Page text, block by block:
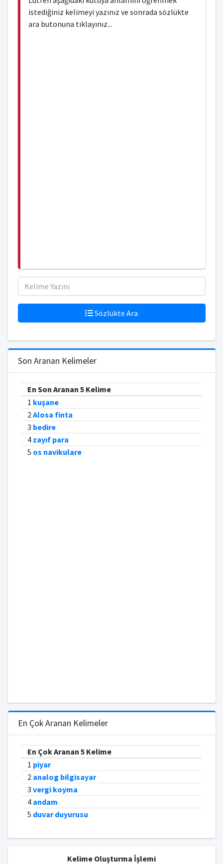
istediğiniz kelimeyi yazınız ve sonrada sözlükte
ara butonuna tıklayınız...
Sözlükte Ara
Son Aranan Kelimeler
En Son Aranan 5 Kelime
1 kuşane
2Alosa finta
3 bedire
4 zayıf para
5 os navikulare
En Çok Aranan Kelimeler
En Çok Aranan 5 Kelime
1 piyar
2 analog bilgisayar
3 vergi koyma
4 andam
5 duvar duyurusu
Kelime Oluşturma İşlemi